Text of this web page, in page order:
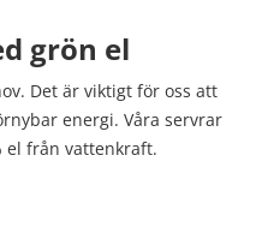
grön el
Det är viktigt för oss att
energi. Våra servrar
el från vattenkraft.